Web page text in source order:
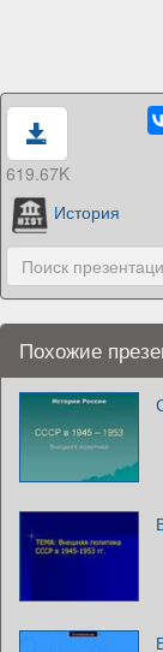
619.67K
История
Похожие